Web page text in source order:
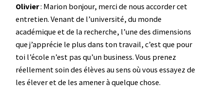
Olivier: Marion bonjour, merci de nous accorder cet
entretien. Venant de l’université, du monde
académique et de la recherche, l’une des dimensions
que j’apprécie le plus dans ton travail, c’est que pour
toi l’école n’est pas qu’un business. Vous prenez
réellement soin des élèves au sens où vous essayez de
les élever et de les amener à quelque chose.